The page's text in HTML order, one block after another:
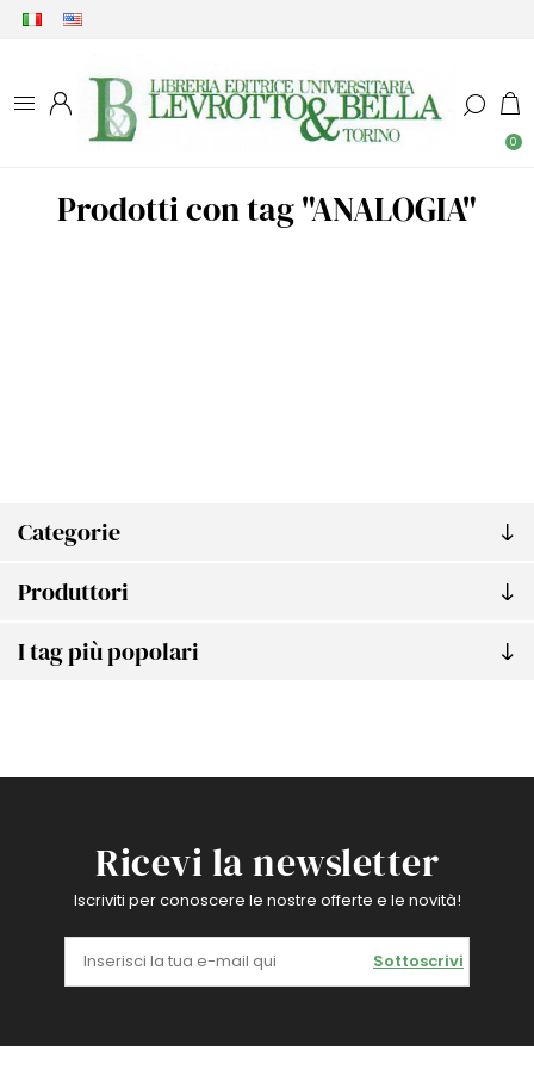
0
Categorie
Produttori
I tag più popolari
Prodotti con tag "ANALOGIA"
Ricevi la newsletter
Iscriviti per conoscere le nostre offerte e le novità!
Sottoscrivi